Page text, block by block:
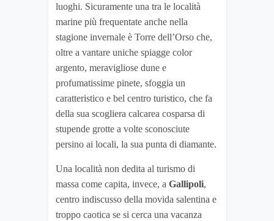
luoghi. Sicuramente una tra le località
marine più frequentate anche nella
stagione invernale è Torre dell’Orso che,
oltre a vantare uniche spiagge color
argento, meravigliose dune e
profumatissime pinete, sfoggia un
caratteristico e bel centro turistico, che fa
della sua scogliera calcarea cosparsa di
stupende grotte a volte sconosciute
persino ai locali, la sua punta di diamante.
Una località non dedita al turismo di
massa come capita, invece, a Gallipoli,
centro indiscusso della movida salentina e
troppo caotica se si cerca una vacanza